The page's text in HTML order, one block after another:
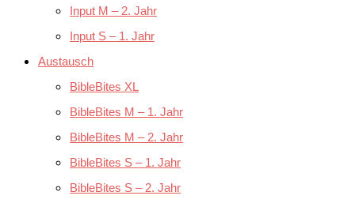
Input M – 2. Jahr
Input S – 1. Jahr
Austausch
BibleBites XL
BibleBites M – 1. Jahr
BibleBites M – 2. Jahr
BibleBites S – 1. Jahr
BibleBites S – 2. Jahr